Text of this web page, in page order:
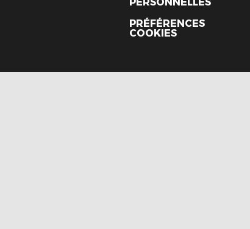
PRÉFÉRENCES
COOKIES